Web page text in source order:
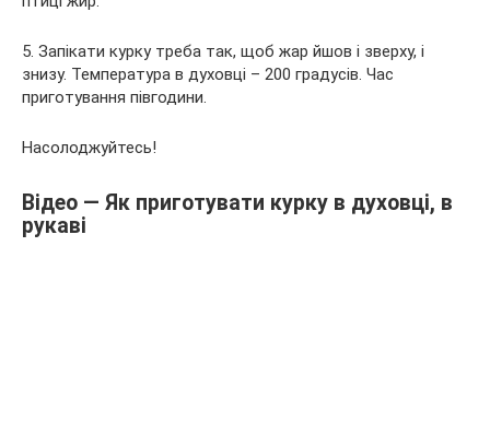
5. Запікати курку треба так, щоб жар йшов і зверху, і
знизу. Температура в духовці – 200 градусів. Час
приготування півгодини.
Насолоджуйтесь!
Відео — Як приготувати курку в духовці, в
рукаві